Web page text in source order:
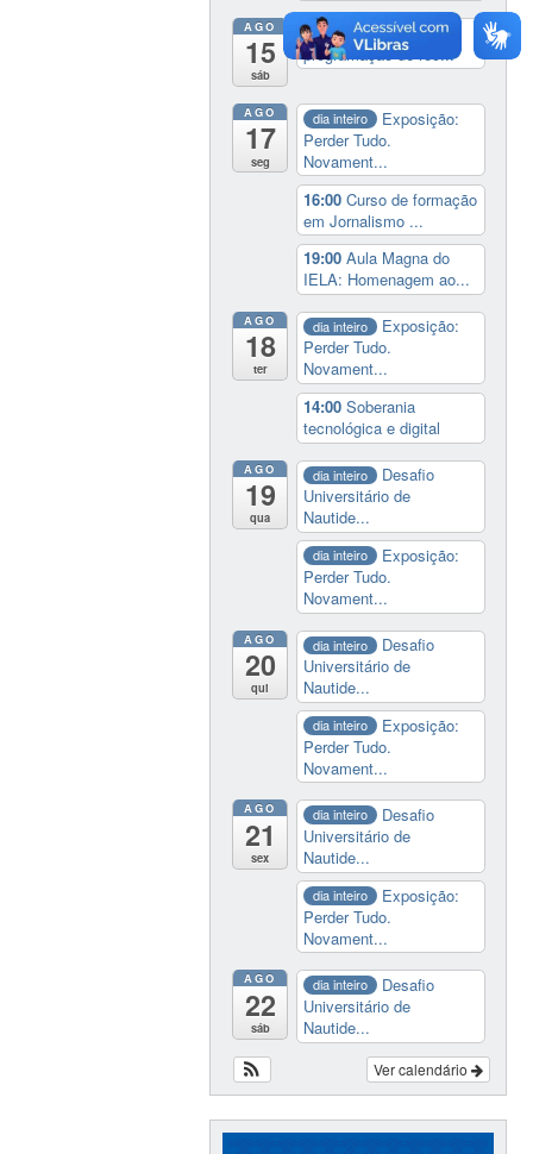
AGO
15
sáb
19:00 Cine paredão:
programação de rec...
AGO
17
seg
dia inteiro
Exposição:
Perder Tudo.
Novament...
16:00Curso de formação
em Jornalismo ...
19:00Aula Magna do
IELA: Homenagem ao...
AGO
18
ter
dia inteiro
Exposição:
Perder Tudo.
Novament...
14:00Soberania
tecnológica e digital
AGO
19
qua
dia inteiro
Desafio
Universitário de
Nautide...
dia inteiro
Exposição:
Perder Tudo.
Novament...
AGO
20
qui
dia inteiro
Desafio
Universitário de
Nautide...
dia inteiro
Exposição:
Perder Tudo.
Novament...
AGO
21
sex
dia inteiro
Desafio
Universitário de
Nautide...
dia inteiro
Exposição:
Perder Tudo.
Novament...
AGO
22
sáb
dia inteiro
Desafio
Universitário de
Nautide...
Ver calendário